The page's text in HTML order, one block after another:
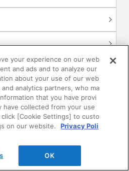
スマート〉
析サービス
your experience on our web
and ads and to analyze our
about your use of our web
analytics partners, who ma
that you have provi
collected from your use
[Cookie Settings] to custo
on our website.
Privacy Poli
OK